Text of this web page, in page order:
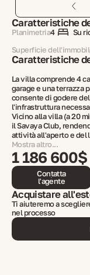
Caratteristiche
Planimetria4
Su
Superficie
Caratteristiche
La villa comprende 4
garage e una terrazza
consente di godere
l'infrastruttura
Vicino alla villa (a 20
il Savaya Club,
attività all'aperto e del
Mostra altro...
1 186 600$
Contatta
l'agente
Acquistare
Ti aiuteremo a
nel processo